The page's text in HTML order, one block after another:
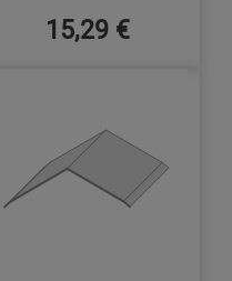
15,29 €